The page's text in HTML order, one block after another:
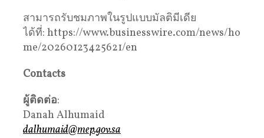
สามารถรับชมภาพในรูปแบบมัลติมีเดีย
ได้ที่: https://www.businesswire.com/news/ho
me/20260123425621/en
Contacts
ผู้ติดต่อ:
Danah Alhumaid
dalhumaid@mep.gov.sa